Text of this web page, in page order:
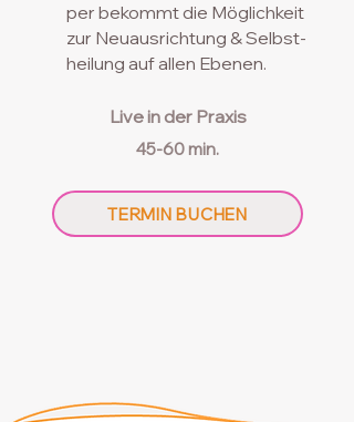
per bekommt die Möglichkeit
zur Neuausrichtung & Selbst-
heilung aufallen Ebenen.
Live in der Praxis
45-60 min.
TERMIN BUCHEN